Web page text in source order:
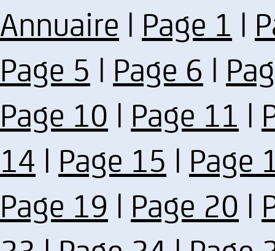
Annuaire | Page 1 |
Page 5 | Page 6 |
Page 10 | Page 11 |
14 | Page 15 | Page
Page 19 | Page 20 |